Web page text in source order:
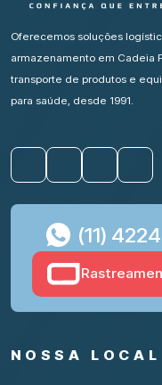
Oferecemos soluções
armazenamento em Cadeia
transporte de produtos e
para saúde, desde 1991.
(11)
NOSSA